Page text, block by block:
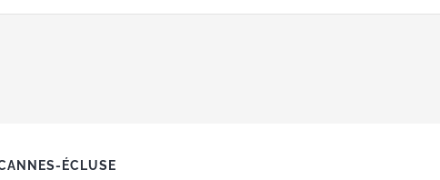
ÉCLUSE